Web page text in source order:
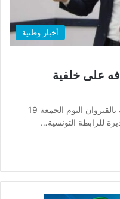
أخبار وطنية
على خلفية
قرّر قاضي التحقيق بالمحكمة الابتدائية بالقيروان اليوم الجمعة 19